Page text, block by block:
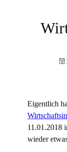
Eigentlich
11.01.2018
wieder